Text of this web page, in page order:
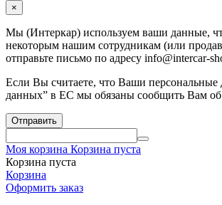
×
Мы (Интеркар) используем ваши данные,
некоторым нашим сотрудникам (или
отправьте письмо по адресу info@intercar-
Если Вы считаете, что Ваши персональные
данных” в ЕС мы обязаны сообщить Вам
Отправить
Моя корзина Корзина пуста
Корзина пуста
Корзина
Оформить заказ